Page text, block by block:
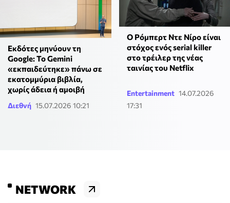
Εκδότες μηνύουν τη
Google: Το Gemini
«εκπαιδεύτηκε» πάνω σε
εκατομμύρια βιβλία,
χωρίς άδεια ή αμοιβή
Διεθνή 15.07.2026 10:21
Ο Ρόμπερτ Ντε Νίρο είναι
στόχος ενός serial killer
στο τρέιλερ της νέας
ταινίας του Netflix
Entertainment 14.07.2026
17:31
NETWORK